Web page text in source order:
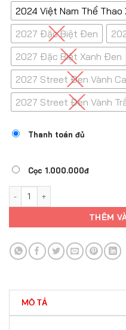
2024 Việt Nam Thể Thao
2027 Đặc Biệt Đen
2027 Đặc Biệt Xanh Đen
2027 Street Đen Vành
2027 Street Đen Vành
Thanh toán đủ
Cọc 1.000.000đ
HONDA VARIO 125 VIỆT NAM
THÊM
MÔ TẢ